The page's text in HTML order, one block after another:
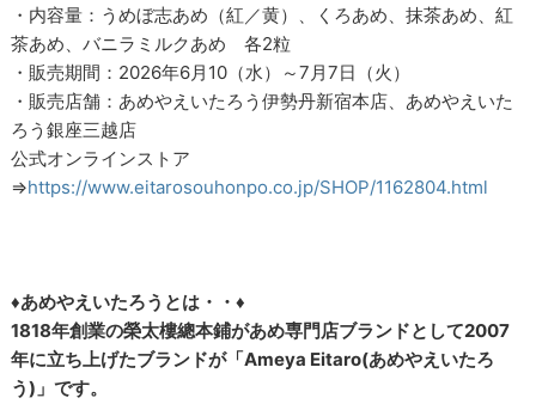
・内容量：うめぼ志あめ（紅／黄）、くろあめ、抹茶あめ、紅
茶あめ、バニラミルクあめ 各2粒
・販売期間：2026年6月10（水）～7月7日（火）
・販売店舗：あめやえいたろう伊勢丹新宿本店、あめやえいた
ろう銀座三越店
公式オンラインストア
⇒https://www.eitarosouhonpo.co.jp/SHOP/1162804.html
♦あめやえいたろうとは・・♦
1818年創業の榮太樓總本鋪があめ専門店ブランドとして2007
年に立ち上げたブランドが「Ameya Eitaro(あめやえいたろ
う)」です。